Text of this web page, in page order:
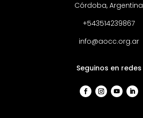
Córdoba, Argentina
+543514239867
info@aocc.org.ar